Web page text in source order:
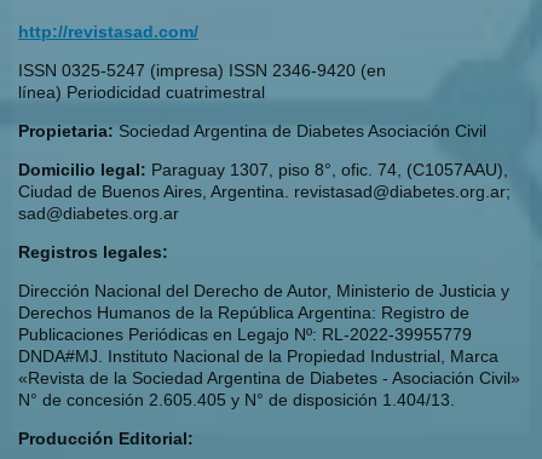
http://revistasad.com/
ISSN 0325-5247 (impresa) ISSN 2346-9420 (en
línea) Periodicidad cuatrimestral
Propietaria: Sociedad Argentina de Diabetes Asociación Civil
Domicilio legal: Paraguay 1307, piso 8°, ofic. 74, (C1057AAU),
Ciudad de Buenos Aires, Argentina. revistasad@diabetes.org.ar;
sad@diabetes.org.ar
Registros legales:
Dirección Nacional del Derecho de Autor, Ministerio de Justicia y
Derechos Humanos de la República Argentina: Registro de
Publicaciones Periódicas en Legajo Nº: RL-2022-39955779
DNDA#MJ. Instituto Nacional de la Propiedad Industrial, Marca
«Revista de la Sociedad Argentina de Diabetes - Asociación Civil»
N° de concesión 2.605.405 y N° de disposición 1.404/13.
Producción Editorial: